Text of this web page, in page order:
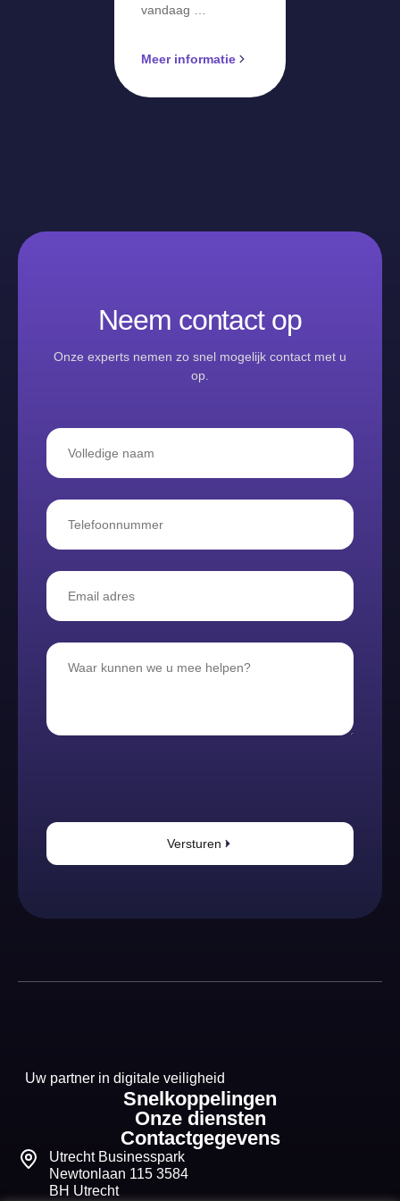
vandaag …
Meer informatie
Neem contact op
Onze experts nemen zo snel mogelijk contact met u
op.
Versturen
Uw partner in digitale veiligheid
Snelkoppelingen
Onze diensten
Contactgegevens
Utrecht Businesspark
Newtonlaan 115 3584
BH Utrecht